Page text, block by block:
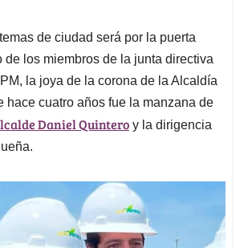
de ciudad será por la puerta
de los miembros de la junta directiva
la joya de la corona de la Alcaldía
hace cuatro años fue la manzana de
Daniel Quintero y la dirigencia